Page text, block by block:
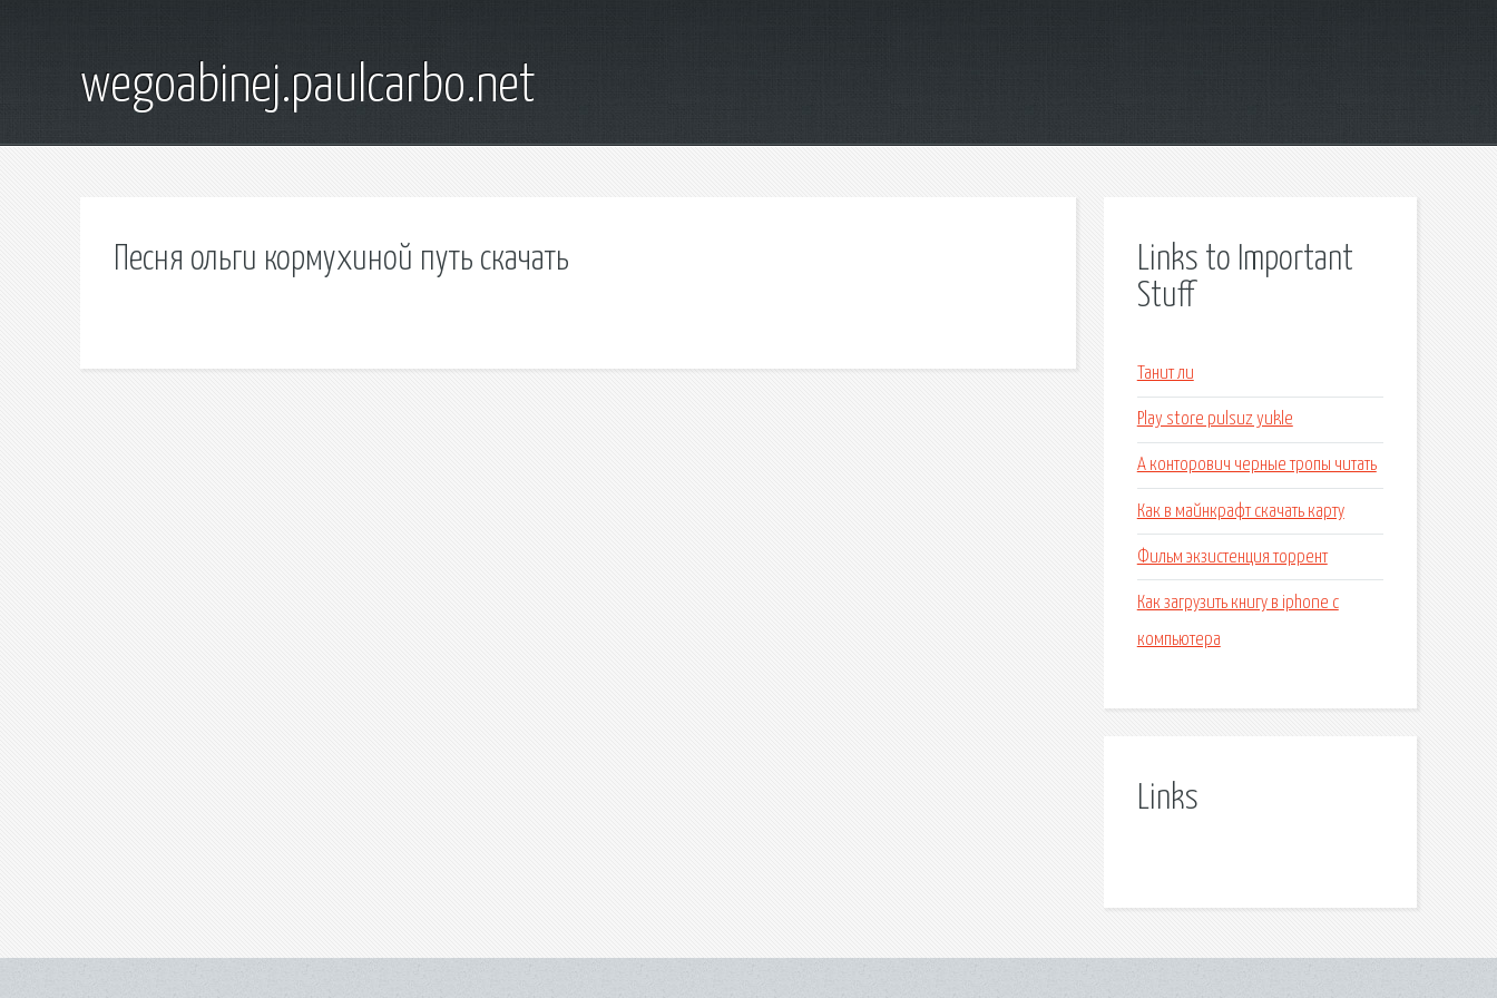
wegoabinej.paulcarbo.net
Песня ольги кормухиной путь скачать
Links to Important
Stuff
Танит ли
Play store pulsuz yukle
А конторович черные тропы читать
Как в майнкрафт скачать карту
Фильм экзистенция торрент
Как загрузить книгу в iphone с
компьютера
Links